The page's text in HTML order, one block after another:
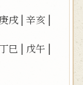
庚戌 |辛亥 |
丁巳 | 戊午 |